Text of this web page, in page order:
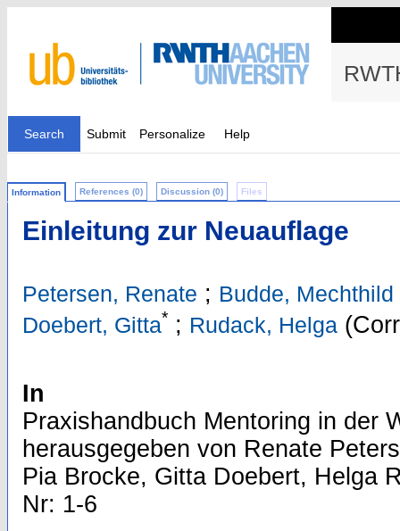
Search Submit Personalize Help
Information References (0) Discussion (0) Files
Einleitung zur Neuauflage
Petersen, Renate ; Budde, Mechthild
Doebert, Gitta* ; Rudack, Helga
In
Praxishandbuch Mentoring in der
herausgegeben von Renate
Pia Brocke, Gitta Doebert, Helga
Nr: 1-6